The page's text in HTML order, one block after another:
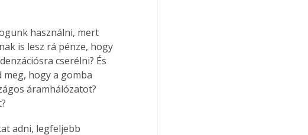
használni, mert
is lesz rá pénze, hogy
cserélni? És
hogy a gomba
áramhálózatot?